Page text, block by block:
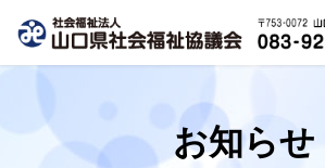
お知らせ